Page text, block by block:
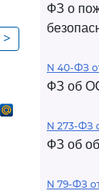
>
ФЗ о
N 40-ФЗ
ФЗ об
N 273-ФЗ
ФЗ об
N 79-ФЗ